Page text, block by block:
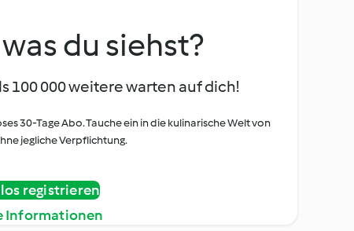
du siehst?
100 000 weitere warten auf dich!
30-Tage Abo. Tauche ein in die kulinarische Welt von
jegliche Verpflichtung.
registrieren
Informationen